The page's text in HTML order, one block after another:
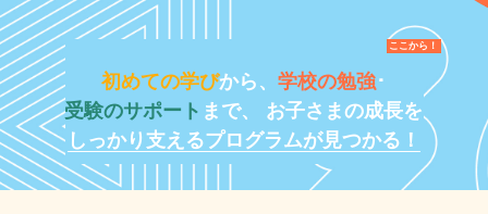
ここから！
初めての学びから、学校の勉強･
受験のサポート まで、
お子さまの成長を
しっかり支えるプログラムが見つかる！